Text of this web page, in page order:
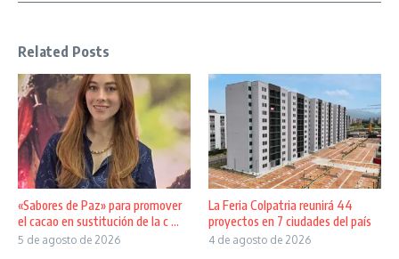
Related Posts
«Sabores de Paz» para promover
el cacao en sustitución de la c ...
5 de agosto de 2026
La Feria Colpatria reunirá 44
proyectos en 7 ciudades del país
4 de agosto de 2026